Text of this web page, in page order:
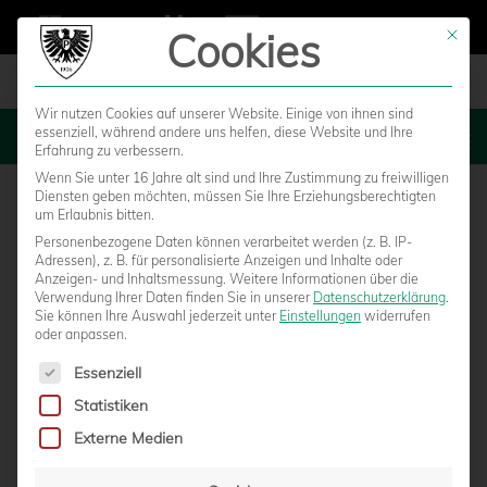
MENU
FANINFORMATIONEN ZUM DFB-
Mit
Cookies
Wir nutzen Cookies auf unserer Website. Einige von ihnen sind
essenziell, während andere uns helfen, diese Website und Ihre
Erfahrung zu verbessern.
Wenn Sie unter 16 Jahre alt sind und Ihre Zustimmung zu freiwilligen
Diensten geben möchten, müssen Sie Ihre Erziehungsberechtigten
um Erlaubnis bitten.
Personenbezogene Daten können verarbeitet werden (z. B. IP-
Adressen), z. B. für personalisierte Anzeigen und Inhalte oder
Anzeigen- und Inhaltsmessung. Weitere Informationen über die
Verwendung Ihrer Daten finden Sie in unserer Datenschutzerklärung.
Sie können Ihre Auswahl jederzeit unter Einstellungen widerrufen
oder anpassen.
Es folgt eine Liste der Service-Gruppen, für die eine
Essenziell
Statistiken
Externe Medien